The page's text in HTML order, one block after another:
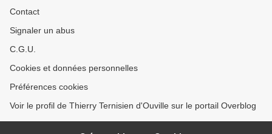
Contact
Signaler un abus
C.G.U.
Cookies et données personnelles
Préférences cookies
Voir le profil de Thierry Ternisien d'Ouville sur le portail Overblog